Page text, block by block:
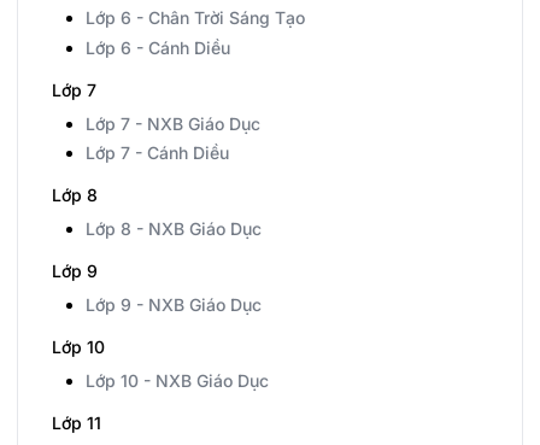
Lớp 6 - Chân Trời Sáng Tạo
Lớp 6 - Cánh Diều
Lớp 7
Lớp 7 - NXB Giáo Dục
Lớp 7 - Cánh Diều
Lớp 8
Lớp 8 - NXB Giáo Dục
Lớp 9
Lớp 9 - NXB Giáo Dục
Lớp 10
Lớp 10 - NXB Giáo Dục
Lớp 11